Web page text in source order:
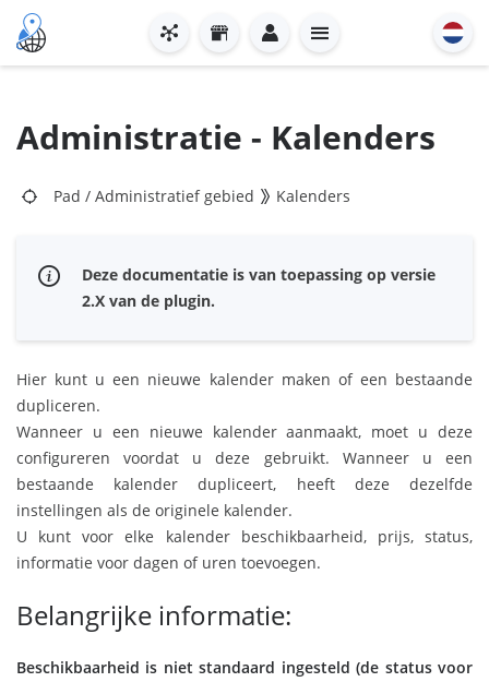
Administratie - Kalenders
Pad / Administratief gebied Kalenders
Deze documentatie is van toepassing op versie
2.X van de plugin.
Hier kunt u een nieuwe kalender maken of een bestaande
dupliceren.
Wanneer u een nieuwe kalender aanmaakt, moet u deze
configureren voordat u deze gebruikt. Wanneer u een
bestaande kalender dupliceert, heeft deze dezelfde
instellingen als de originele kalender.
U kunt voor elke kalender beschikbaarheid, prijs, status,
informatie voor dagen of uren toevoegen.
Belangrijke informatie:
Beschikbaarheid is niet standaard ingesteld (de status voor